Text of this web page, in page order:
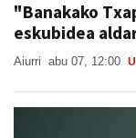
"Banakako
eskubidea
Aiurri abu 07, 12:00